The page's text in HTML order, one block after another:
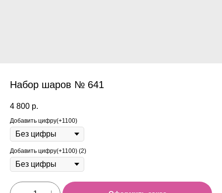
Набор шаров № 641
4 800 р.
Добавить цифру(+1100)
Добавить цифру(+1100) (2)